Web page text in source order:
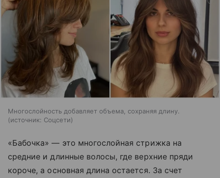
Многослойность добавляет объема, сохраняя длину.
источник: Соцсети
«Бабочка» — это многослойная стрижка на
средние и длинные волосы, где верхние пряди
короче, а основная длина остается. За счет